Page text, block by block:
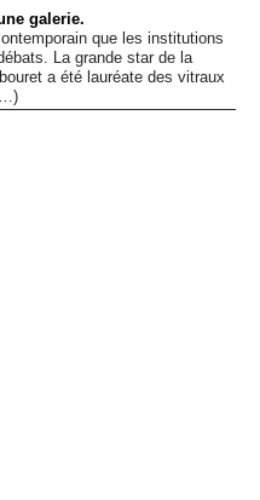
galerie.
que les institutions
La grande star de la
a été lauréate des vitraux